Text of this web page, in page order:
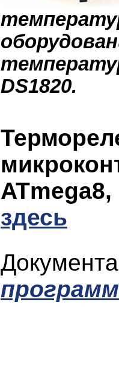
DS1820.
здесь